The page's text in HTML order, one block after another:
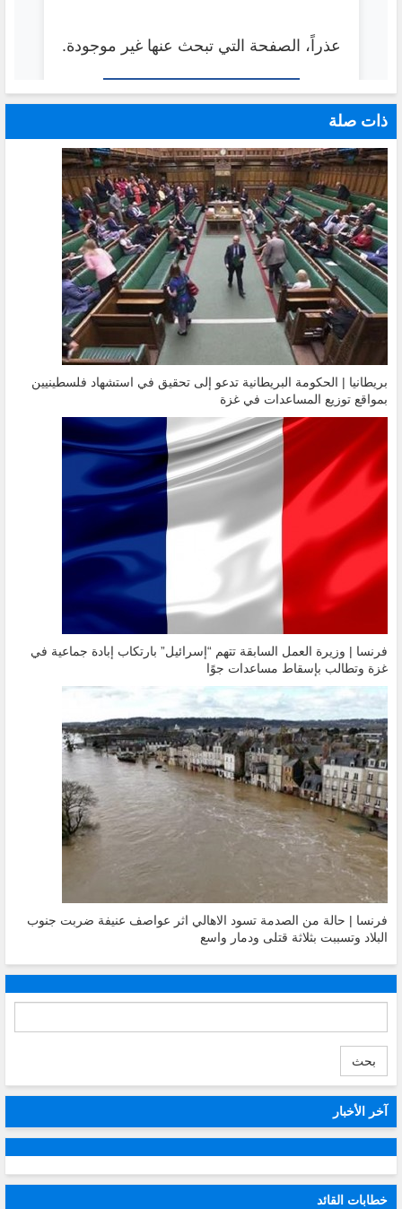
ذات صلة
بريطانيا | الحكومة البريطانية تدعو إلى تحقيق في استشهاد فلسطينيين
بمواقع توزيع المساعدات في غزة
فرنسا | وزيرة العمل السابقة تتهم “إسرائيل” بارتكاب إبادة جماعية في
غزة وتطالب بإسقاط مساعدات جوًا
فرنسا | حالة من الصدمة تسود الاهالي اثر عواصف عنيفة ضربت جنوب
البلاد وتسببت بثلاثة قتلى ودمار واسع
بحث
آخر الأخبار
خطابات القائد